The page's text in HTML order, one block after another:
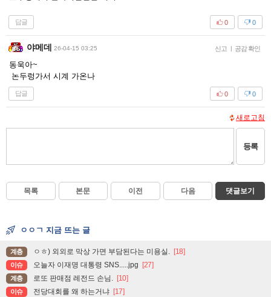
답글 0
0
야메데 26-04-15 03:25 신고 공감 확인
동욱아~
논두렁가서 시계 가온나
답글 0
0
새로고침
등록
목록 본문 이전 다음 댓글보기
ㅇㅇㄱ 지금 뜨는 글
계층 ㅇㅎ) 외외로 막상 가면 부담된다는 미용실. [18]
이슈 오늘자 이재명 대통령 SNS.....jpg [27]
계층 로또 판매점 레전드 손님. [10]
이슈 전당대회를 왜 하는거냐 [17]